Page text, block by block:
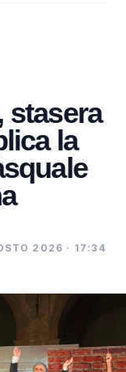
stasera
la
2026 · 17:34